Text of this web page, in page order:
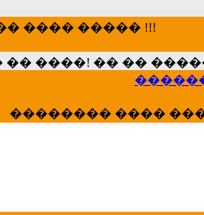
�������� ����
��� ����� ���
�������� ����